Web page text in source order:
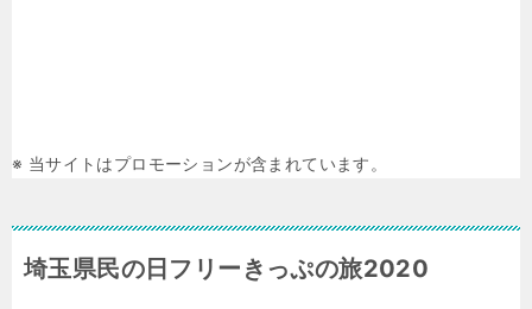
※ 当サイトはプロモーションが含まれています。
埼玉県民の日フリーきっぷの旅2020